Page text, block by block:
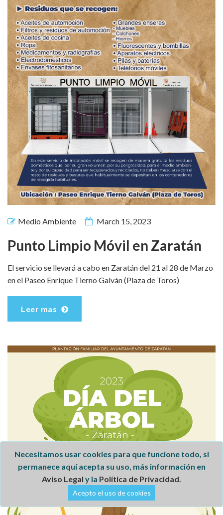
Medio Ambiente March 15, 2023
Punto Limpio Móvil en Zaratán
El servicio se llevará a cabo en Zaratán del 21 al 28 de Marzo
en el Paseo Enrique Tierno Galván (Plaza de Toros)
Leer mas
Necesitamos usar cookies para que funcione todo, si
permanece aquí acepta su uso, más información en
Aviso Legal y la Política de Privacidad.
Acepto el uso de cookies